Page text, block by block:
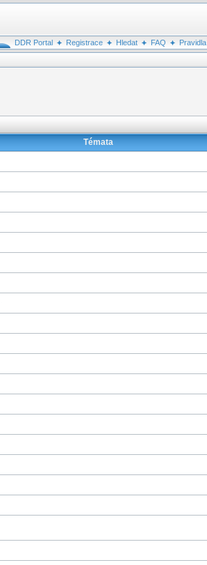
DDR Portal Registrace Hledat FAQ Pravidla
Témata